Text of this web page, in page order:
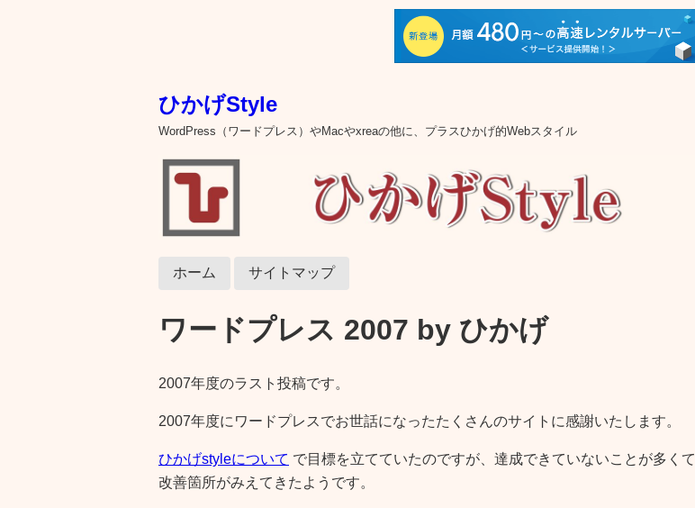
ひかげStyle
WordPress（ワードプレス）やMacやxreaの他に、プラスひかげ的Webスタイル
ホーム サイトマップ
ワードプレス 2007 by ひかげ
2007年度のラスト投稿です。
2007年度にワードプレスでお世話になったたくさんのサイトに感謝いたします。
ひかげstyleについて で目標を立てていたのですが、達成できていないことが多くて
改善箇所がみえてきたようです。